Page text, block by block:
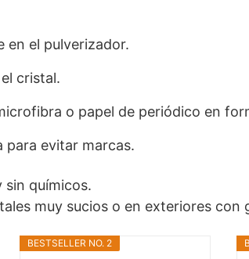
en el pulverizador.
cristal.
o papel de periódico en
para evitar marcas.
sin químicos.
muy sucios o en exteriores con
BESTSELLER NO. 2